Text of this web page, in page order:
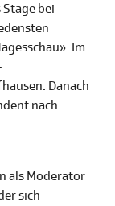
bei
Im
Danach
nach
als Moderator
sich